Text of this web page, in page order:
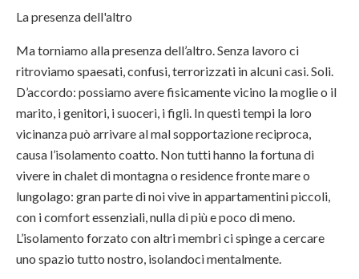
La presenza dell'altro
Ma torniamo alla presenza dell’altro. Senza lavoro ci
ritroviamo spaesati, confusi, terrorizzati in alcuni casi. Soli.
D’accordo: possiamo avere fisicamente vicino la moglie o il
marito, i genitori, i suoceri, i figli. In questi tempi la loro
vicinanza può arrivare al mal sopportazione reciproca,
causa l’isolamento coatto. Non tutti hanno la fortuna di
vivere in chalet di montagna o residence fronte mare o
lungolago: gran parte di noi vive in appartamentini piccoli,
con i comfort essenziali, nulla di più e poco di meno.
L’isolamento forzato con altri membri ci spinge a cercare
uno spazio tutto nostro, isolandoci mentalmente.